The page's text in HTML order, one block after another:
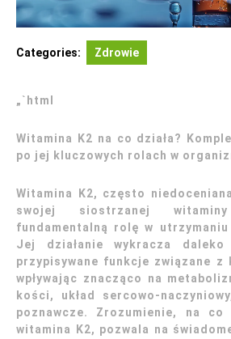
Categories: Zdrowie
„`html
Witamina K2 na co działa?
po jej kluczowych rolach w
Witamina K2, często
swojej siostrzanej
fundamentalną rolę w
Jej działanie wykracza
przypisywane funkcje związane z
wpływając znacząco na
kości, układ sercowo-
poznawcze. Zrozumienie, na co
witamina K2, pozwala na